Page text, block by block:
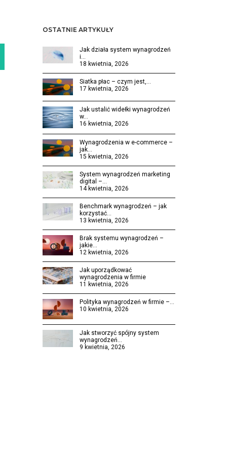
OSTATNIE ARTYKUŁY
Jak działa system wynagrodzeń
i…
18 kwietnia, 2026
Siatka płac – czym jest,…
17 kwietnia, 2026
Jak ustalić widełki wynagrodzeń
w…
16 kwietnia, 2026
Wynagrodzenia w e-commerce –
jak…
15 kwietnia, 2026
System wynagrodzeń marketing
digital –…
14 kwietnia, 2026
Benchmark wynagrodzeń – jak
korzystać…
13 kwietnia, 2026
Brak systemu wynagrodzeń –
jakie…
12 kwietnia, 2026
Jak uporządkować
wynagrodzenia w firmie
11 kwietnia, 2026
Polityka wynagrodzeń w firmie –…
10 kwietnia, 2026
Jak stworzyć spójny system
wynagrodzeń…
9 kwietnia, 2026